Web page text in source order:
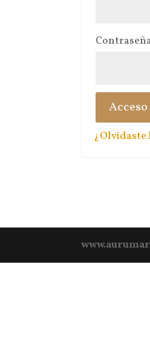
Acceso
¿Olvidaste